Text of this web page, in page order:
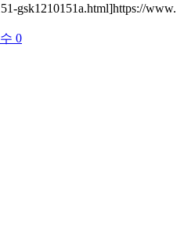
gsk1210151a.html]https://www.
0